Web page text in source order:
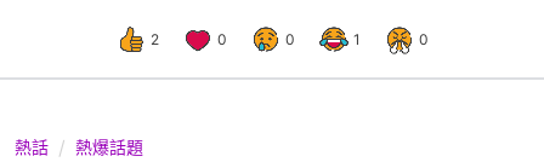
2 0 0 1 0
熱話 熱爆話題